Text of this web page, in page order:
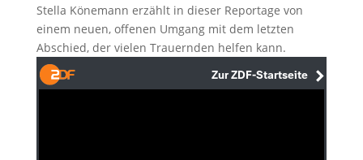
Stella Könemann erzählt in dieser Reportage von
einem neuen, offenen Umgang mit dem letzten
Abschied, der vielen Trauernden helfen kann.